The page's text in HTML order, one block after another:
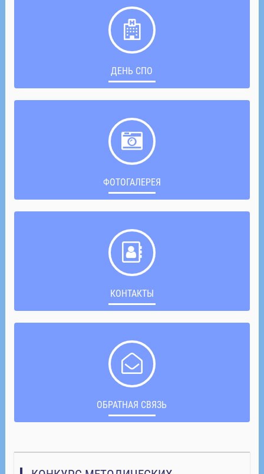
ДЕНЬ СПО
ФОТОГАЛЕРЕЯ
КОНТАКТЫ
ОБРАТНАЯ СВЯЗЬ